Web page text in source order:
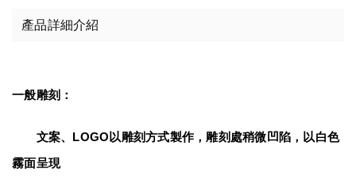
產品詳細介紹
一般雕刻：
文案、LOGO以雕刻方式製作，雕刻處稍微凹陷，以白色
霧面呈現